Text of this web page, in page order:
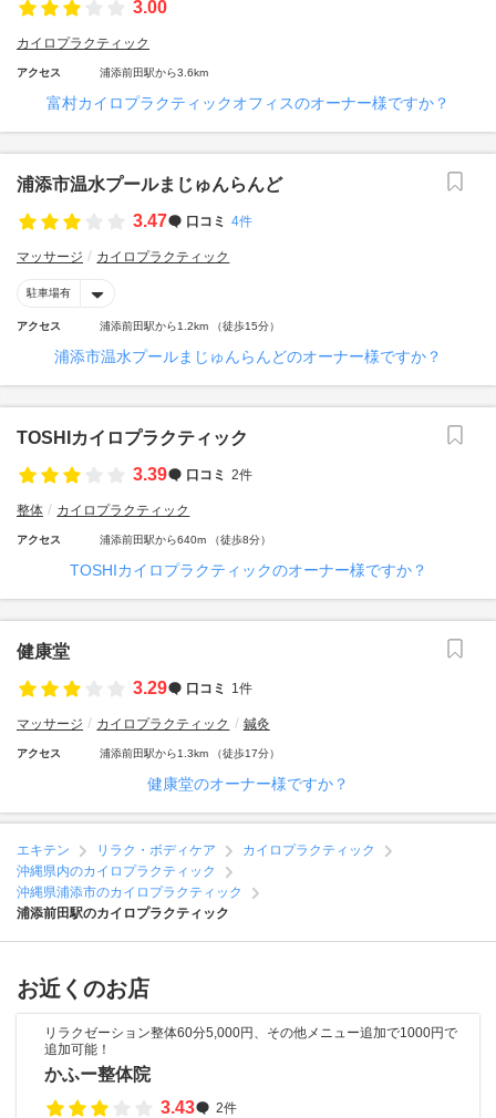
3.00
カイロプラクティック
アクセス 浦添前田駅から3.6km
富村カイロプラクティックオフィスのオーナー様ですか？
浦添市温水プールまじゅんらんど
3.47
口コミ 4件
マッサージ カイロプラクティック
駐車場有
アクセス 浦添前田駅から1.2km （徒歩15分）
浦添市温水プールまじゅんらんどのオーナー様ですか？
TOSHIカイロプラクティック
3.39
口コミ 2件
整体 カイロプラクティック
アクセス 浦添前田駅から640m （徒歩8分）
TOSHIカイロプラクティックのオーナー様ですか？
健康堂
3.29
口コミ 1件
マッサージ カイロプラクティック 鍼灸
アクセス 浦添前田駅から1.3km （徒歩17分）
健康堂のオーナー様ですか？
エキテン リラク・ボディケア
カイロプラクティック
沖縄県内のカイロプラクティック
沖縄県浦添市のカイロプラクティック
浦添前田駅のカイロプラクティック
お近くのお店
リラクゼーション整体60分5,000円、その他メニュー追加で1000円で
追加可能！
かふー整体院
3.43
2件